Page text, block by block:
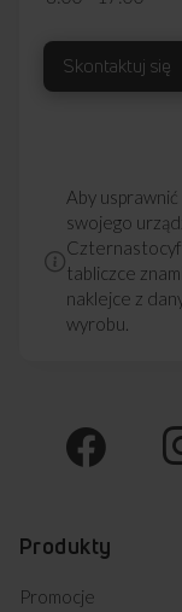
Skontaktuj się
Aby
swojego
tabliczce
naklejce z
wyrobu.
Produkty
Promocje